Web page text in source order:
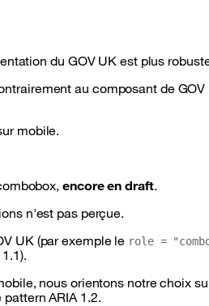
du GOV UK est plus
au composant de GOV
mobile.
encore en draft.
n'est pas perçue.
UK (par exemple le role =
nous orientons notre choix
pattern ARIA 1.2.